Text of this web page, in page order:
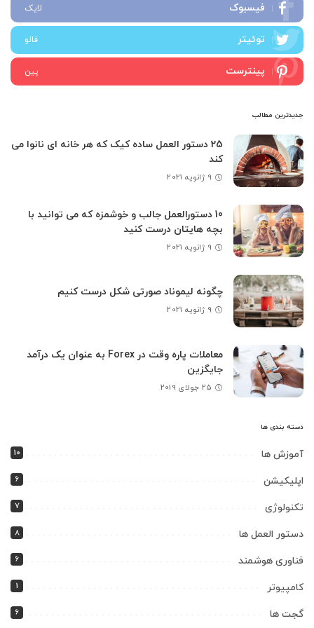
فیسبوک لایک
توئیتر فالو
پینترست پین
جدیدترین مطالب
25 دستور العمل ساده کیک که هر خانه ای نانوا می
کند
9 ژانویه 2021
10 دستورالعمل جالب و خوشمزه که می توانید با
بچه هایتان درست کنید
9 ژانویه 2021
چگونه لیموناد صورتی شکل درست کنیم
9 ژانویه 2021
معاملات پاره وقت در Forex به عنوان یک درآمد
جایگزین
25 جولای 2019
دسته بندی ها
آموزش ها 10
اپلیکیشن 6
تکنولوژی 7
دستور العمل ها 8
فناوری هوشمند 6
کامپیوتر 1
گجت ها 6